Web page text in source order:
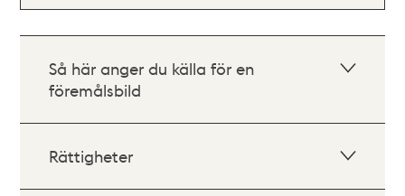
Så här anger du källa för en
föremålsbild
Rättigheter